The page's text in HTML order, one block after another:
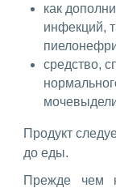
как
инфекций,
средство,
Продукт
до еды.
Прежде чем